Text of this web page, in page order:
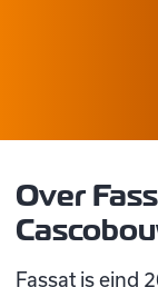
Over
Fassat is eind